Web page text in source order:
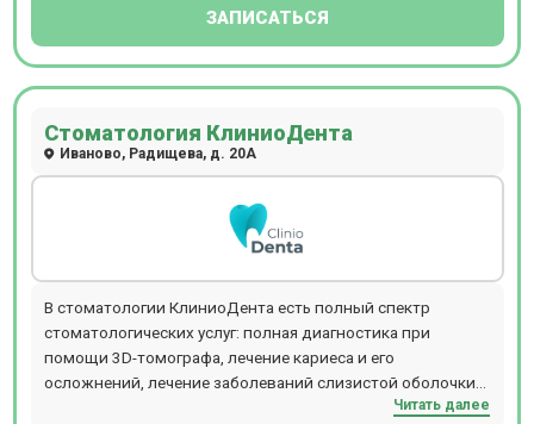
ЗАПИСАТЬСЯ
Стоматология КлиниоДента
Иваново, Радищева, д. 20А
В стоматологии КлиниоДента есть полный спектр
стоматологических услуг: полная диагностика при
помощи 3D-томографа, лечение кариеса и его
осложнений, лечение заболеваний слизистой оболочки
полости рта, имплантация зубов, ортопедическое иЧитать далее